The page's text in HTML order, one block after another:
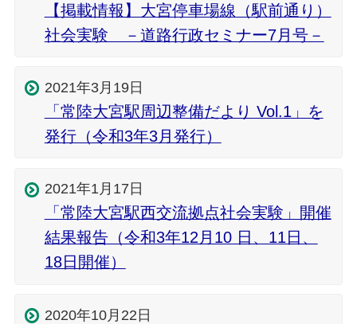
【掲載情報】大宮停車場線（駅前通り）
社会実験 －道路行政セミナー7月号－
2021年3月19日
「常陸大宮駅周辺整備だより Vol.1」を
発行（令和3年3月発行）
2021年1月17日
「常陸大宮駅西交流拠点社会実験」開催
結果報告（令和3年12月10 日、11日、
18日開催）
2020年10月22日